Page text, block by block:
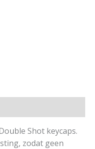
Shot keycaps.
zodat geen